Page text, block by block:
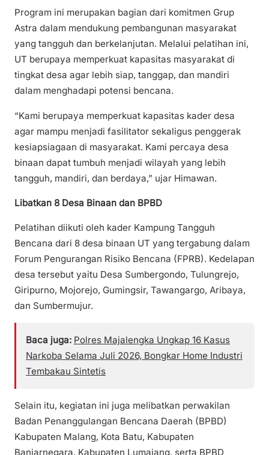
Program ini merupakan bagian dari komitmen Grup
Astra dalam mendukung pembangunan masyarakat
yang tangguh dan berkelanjutan. Melalui pelatihan ini,
UT berupaya memperkuat kapasitas masyarakat di
tingkat desa agar lebih siap, tanggap, dan mandiri
dalam menghadapi potensi bencana.
“Kami berupaya memperkuat kapasitas kader desa
agar mampu menjadi fasilitator sekaligus penggerak
kesiapsiagaan di masyarakat. Kami percaya desa
binaan dapat tumbuh menjadi wilayah yang lebih
tangguh, mandiri, dan berdaya,” ujar Himawan.
Libatkan 8 Desa Binaan dan BPBD
Pelatihan diikuti oleh kader Kampung Tangguh
Bencana dari 8 desa binaan UT yang tergabung dalam
Forum Pengurangan Risiko Bencana (FPRB). Kedelapan
desa tersebut yaitu Desa Sumbergondo, Tulungrejo,
Giripurno, Mojorejo, Gumingsir, Tawangargo, Aribaya,
dan Sumbermujur.
Baca juga: Polres Majalengka Ungkap 16 Kasus
Narkoba Selama Juli 2026, Bongkar Home Industri
Tembakau Sintetis
Selain itu, kegiatan ini juga melibatkan perwakilan
Badan Penanggulangan Bencana Daerah (BPBD)
Kabupaten Malang, Kota Batu, Kabupaten
Banjarnegara, Kabupaten Lumajang, serta BPBD